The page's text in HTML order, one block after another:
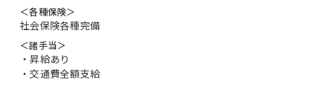
＜各種保険＞
社会保険各種完備
＜諸手当＞
・昇給あり
・交通費全額支給